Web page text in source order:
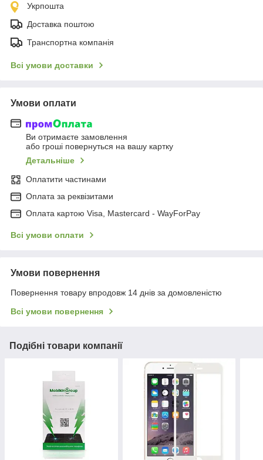
Укрпошта
Доставка поштою
Транспортна компанія
Всі умови доставки
Умови оплати
Ви отримаєте замовлення
або гроші повернуться на вашу картку
Детальніше
Оплатити частинами
Оплата за реквізитами
Оплата картою Visa, Mastercard - WayForPay
Всі умови оплати
Умови повернення
Повернення товару впродовж 14 днів за домовленістю
Всі умови повернення
Подібні товари компанії